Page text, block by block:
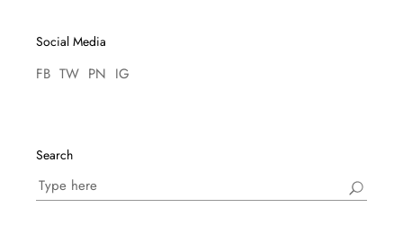
Social Media
FB TW PN IG
Search
Search
for: